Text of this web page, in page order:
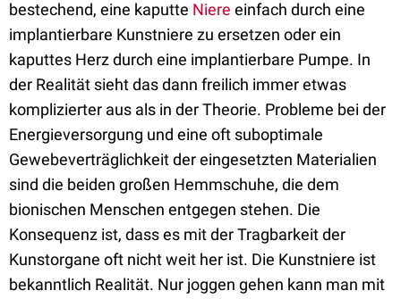
bestechend, eine kaputte Niere einfach durch eine
implantierbare Kunstniere zu ersetzen oder ein
kaputtes Herz durch eine implantierbare Pumpe. In
der Realität sieht das dann freilich immer etwas
komplizierter aus als in der Theorie. Probleme bei der
Energieversorgung und eine oft suboptimale
Gewebeverträglichkeit der eingesetzten Materialien
sind die beiden großen Hemmschuhe, die dem
bionischen Menschen entgegen stehen. Die
Konsequenz ist, dass es mit der Tragbarkeit der
Kunstorgane oft nicht weit her ist. Die Kunstniere ist
bekanntlich Realität. Nur joggen gehen kann man mit